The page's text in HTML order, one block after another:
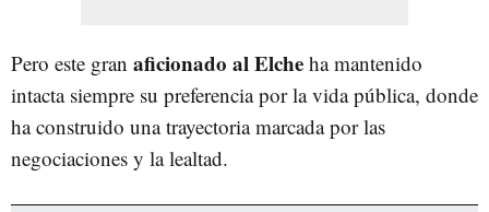
Pero este gran aficionado al Elche ha mantenido
intacta siempre su preferencia por la vida pública, donde
ha construido una trayectoria marcada por las
negociaciones y la lealtad.